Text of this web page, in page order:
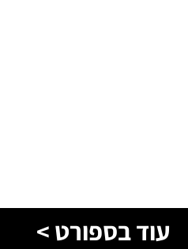
עוד בספורט >